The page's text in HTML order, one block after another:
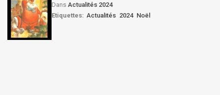
Dans Actualités 2024
Etiquettes: Actualités 2024 Noël